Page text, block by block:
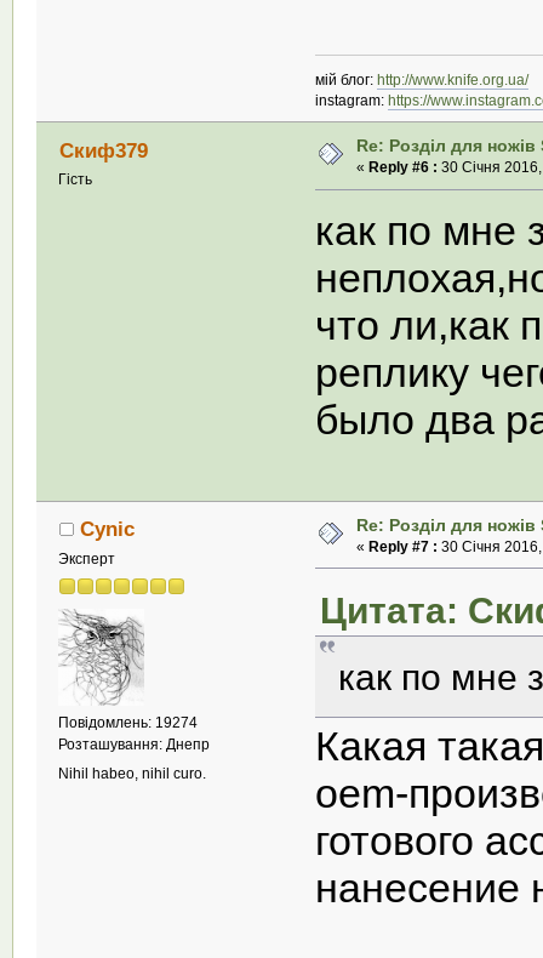
мій блог: http://www.knife.org.ua/
instagram: https://
Скиф379
Гість
Re: Розділ для ножів
« Reply #6 : 30 Січня
как по мне
что ли,как
реплику
было два
Cynic
Эксперт
Повідомлень: 19274
Розташування: Днепр
Nihil habeo, nihil curo.
Re: Розділ для ножів
« Reply #7 : 30 Січня
Цитата:
как по мне
Какая
oem-
готового
нанесение